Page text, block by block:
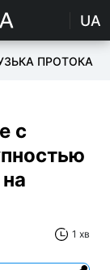
UA
ПРОТОКА
с
1 хв